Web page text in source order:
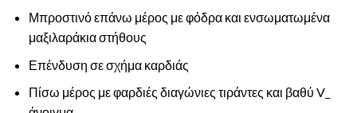
Μπροστινό επάνω μέρος με φόδρα και ενσωματωμένα
μαξιλαράκια στήθους
Επένδυση σε σχήμα καρδιάς
Πίσω μέρος με φαρδιές διαγώνιες τιράντες και βαθύ V_